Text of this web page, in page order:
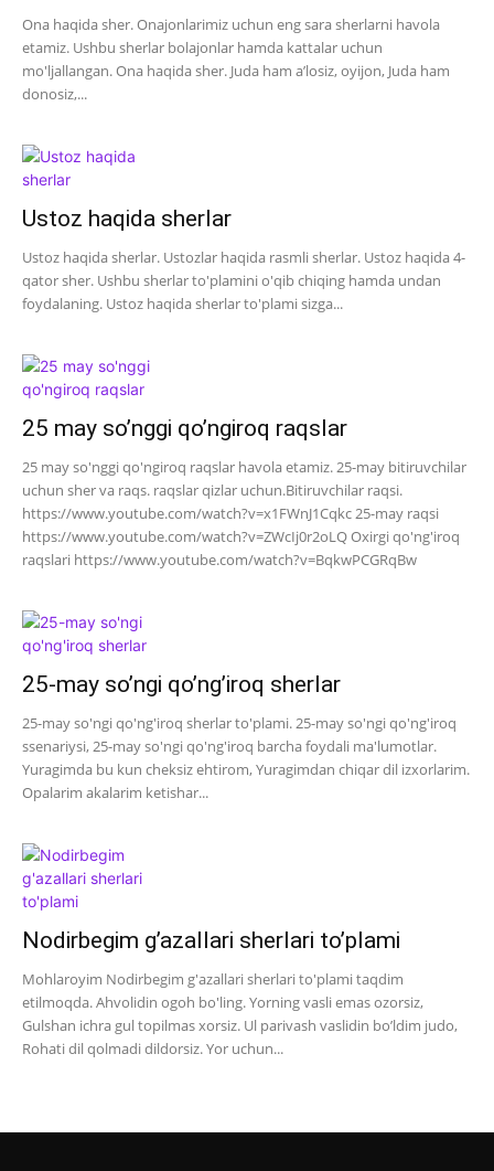
Ona haqida sher. Onajonlarimiz uchun eng sara sherlarni havola
etamiz. Ushbu sherlar bolajonlar hamda kattalar uchun
mo'ljallangan. Ona haqida sher. Juda ham a’losiz, oyijon, Juda ham
donosiz,...
Ustoz haqida sherlar
Ustoz haqida sherlar. Ustozlar haqida rasmli sherlar. Ustoz haqida 4-
qator sher. Ushbu sherlar to'plamini o'qib chiqing hamda undan
foydalaning. Ustoz haqida sherlar to'plami sizga...
25 may so’nggi qo’ngiroq raqslar
25 may so'nggi qo'ngiroq raqslar havola etamiz. 25-may bitiruvchilar
uchun sher va raqs. raqslar qizlar uchun.Bitiruvchilar raqsi.
https://www.youtube.com/watch?v=x1FWnJ1Cqkc 25-may raqsi
https://www.youtube.com/watch?v=ZWcIj0r2oLQ Oxirgi qo'ng'iroq
raqslari https://www.youtube.com/watch?v=BqkwPCGRqBw
25-may so’ngi qo’ng’iroq sherlar
25-may so'ngi qo'ng'iroq sherlar to'plami. 25-may so'ngi qo'ng'iroq
ssenariysi, 25-may so'ngi qo'ng'iroq barcha foydali ma'lumotlar.
Yuragimda bu kun cheksiz ehtirom, Yuragimdan chiqar dil izxorlarim.
Opalarim akalarim ketishar...
Nodirbegim g’azallari sherlari to’plami
Mohlaroyim Nodirbegim g'azallari sherlari to'plami taqdim
etilmoqda. Ahvolidin ogoh bo'ling. Yorning vasli emas ozorsiz,
Gulshan ichra gul topilmas xorsiz. Ul parivash vaslidin bo’ldim judo,
Rohati dil qolmadi dildorsiz. Yor uchun...